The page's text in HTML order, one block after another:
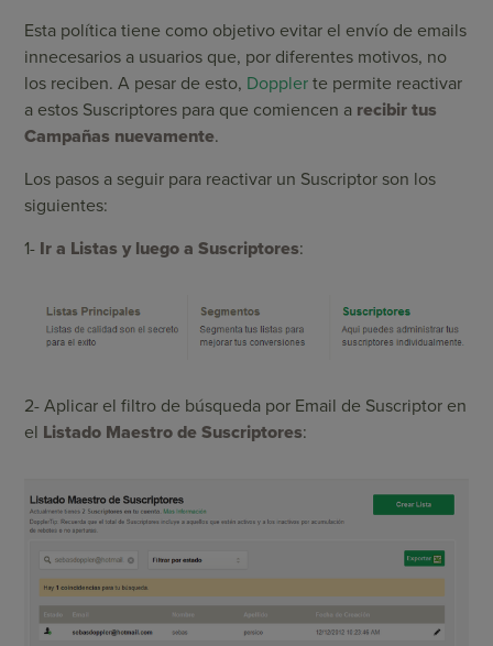
Esta política tiene como objetivo evitar el envío de emails
innecesarios a usuarios que, por diferentes motivos, no
los reciben. A pesar de esto, Dopplerte permite reactivar
a estos Suscriptores para que comiencen a recibir tus
Campañas nuevamente.
Los pasos a seguir para reactivar un Suscriptor son los
siguientes:
1- Ir a Listas y luego a Suscriptores:
2- Aplicar el filtro de búsqueda por Email de Suscriptor en
el Listado Maestro de Suscriptores: